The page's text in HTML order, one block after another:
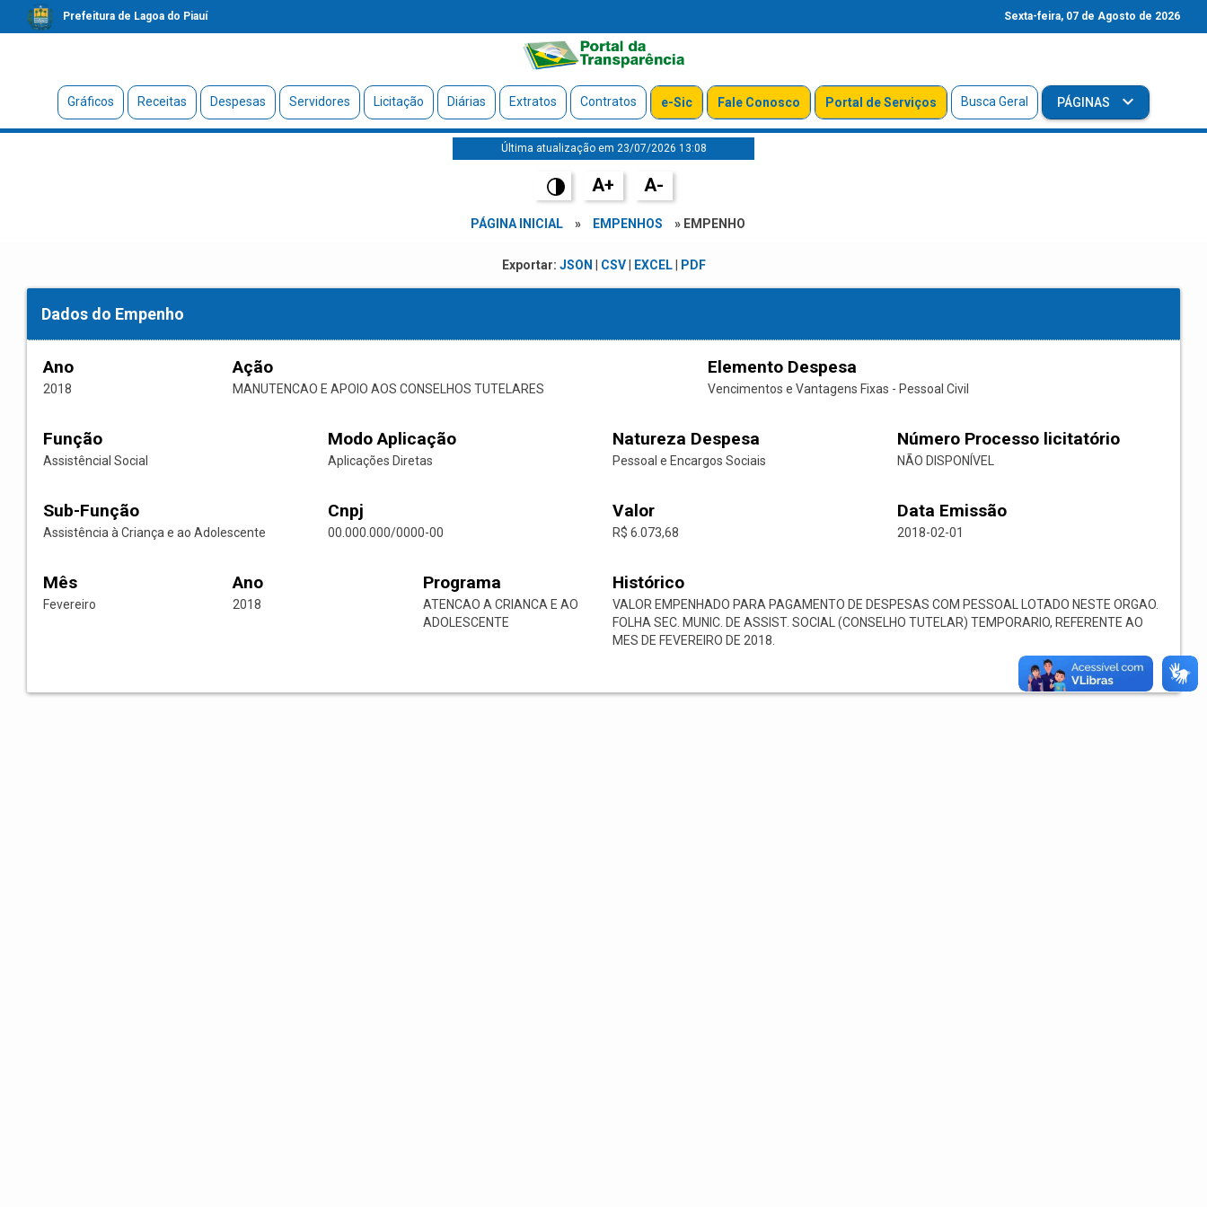
Prefeitura de Lagoa do Piauí Sexta-feira, 07 de Agosto de 2026
Gráficos Receitas Despesas Servidores Licitação Diárias Extratos Contratos e-Sic Fale Conosco Portal de Serviços Busca Geral PÁGINAS
Última atualização em 23/07/2026 13:08
A+ A-
PÁGINA INICIAL » EMPENHOS » EMPENHO
Exportar: JSON CSV| EXCEL| PDF
Dados do Empenho
Ano
2018
Ação
MANUTENCAO E APOIO AOS CONSELHOS TUTELARES
Elemento Despesa
Vencimentos e Vantagens Fixas - Pessoal Civil
Função
Assistêncial Social
Modo Aplicação
Aplicações Diretas
Natureza Despesa
Pessoal e Encargos Sociais
Número Processo licitatório
NÃO DISPONÍVEL
Sub-Função
Assistência à Criança e ao Adolescente
Cnpj
00.000.000/0000-00
Valor
R$ 6.073,68
Data Emissão
2018-02-01
Mês
Fevereiro
Ano
2018
Programa
ATENCAO A CRIANCA E AO
ADOLESCENTE
Histórico
VALOR EMPENHADO PARA PAGAMENTO DE DESPESAS COM PESSOAL LOTADO NESTE ORGAO.
FOLHA SEC. MUNIC. DE ASSIST. SOCIAL (CONSELHO TUTELAR) TEMPORARIO, REFERENTE AO
MES DE FEVEREIRO DE 2018.